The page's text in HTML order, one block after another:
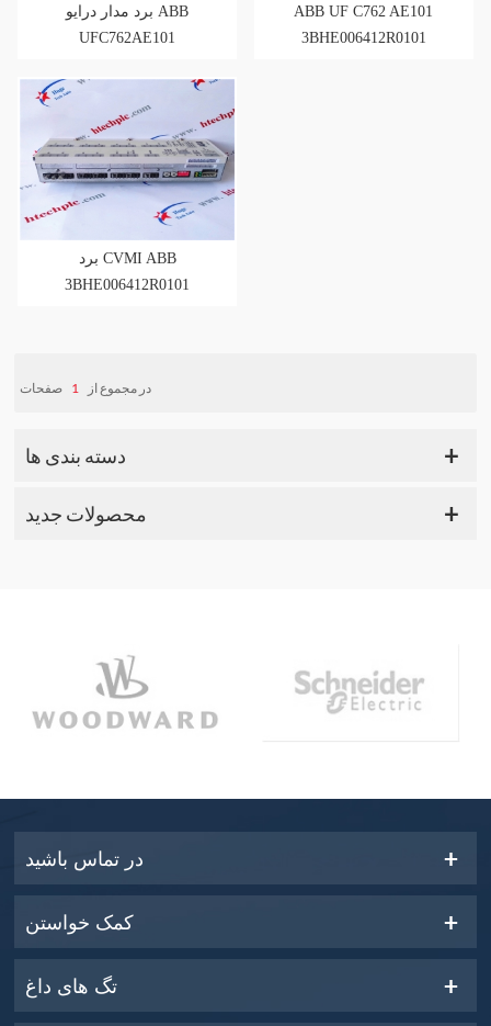
برد مدار درایو ABB
UFC762AE101
ABB UF C762 AE101
3BHE006412R0101
برد CVMI ABB
3BHE006412R0101
در مجموع از 1 صفحات
دسته بندی ها
محصولات جدید
در تماس باشید
کمک خواستن
تگ های داغ